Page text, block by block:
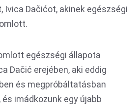
Dačićot, akinek egészségi
egészségi állapota
Dačić erejében, aki eddig
és megpróbáltatásban
imádkozunk egy újabb